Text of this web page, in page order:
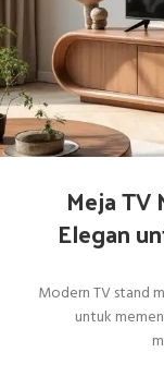
Meja
Elegan
Modern TV stand
untuk